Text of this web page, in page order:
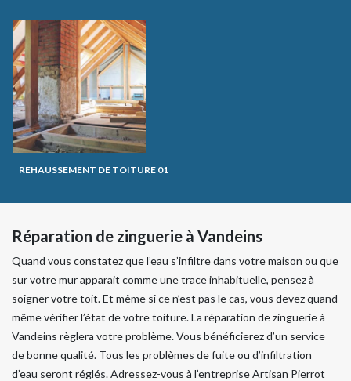
REHAUSSEMENT DE TOITURE 01
Réparation de zinguerie à Vandeins
Quand vous constatez que l’eau s’infiltre dans votre maison ou que
sur votre mur apparait comme une trace inhabituelle, pensez à
soigner votre toit. Et même si ce n’est pas le cas, vous devez quand
même vérifier l’état de votre toiture. La réparation de zinguerie à
Vandeins règlera votre problème. Vous bénéficierez d’un service
de bonne qualité. Tous les problèmes de fuite ou d’infiltration
d’eau seront réglés. Adressez-vous à l’entreprise Artisan Pierrot